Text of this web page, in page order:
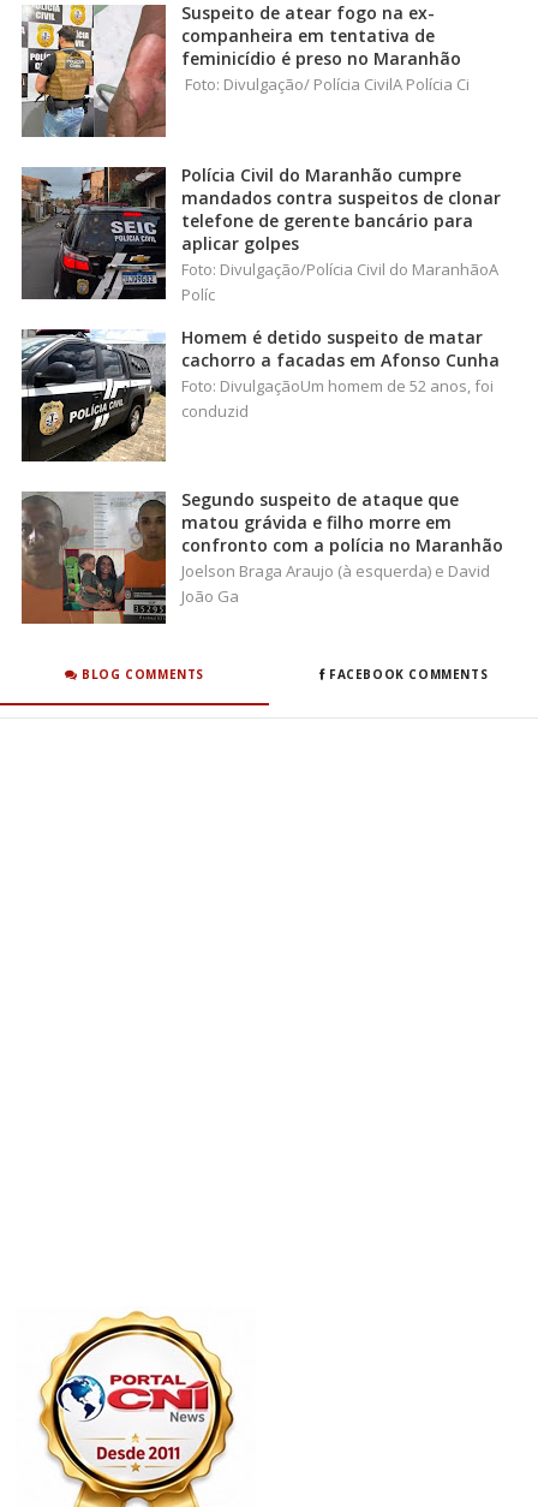
Suspeito de atear fogo na ex-
companheira em tentativa de
feminicídio é preso no Maranhão
Foto: Divulgação/ Polícia CivilA Polícia Ci
Polícia Civil do Maranhão cumpre
mandados contra suspeitos de clonar
telefone de gerente bancário para
aplicar golpes
Foto: Divulgação/Polícia Civil do MaranhãoA
Políc
Homem é detido suspeito de matar
cachorro a facadas em Afonso Cunha
Foto: DivulgaçãoUm homem de 52 anos, foi
conduzid
Segundo suspeito de ataque que
matou grávida e filho morre em
confronto com a polícia no Maranhão
Joelson Braga Araujo (à esquerda) e David
João Ga
BLOG COMMENTS FACEBOOK COMMENTS